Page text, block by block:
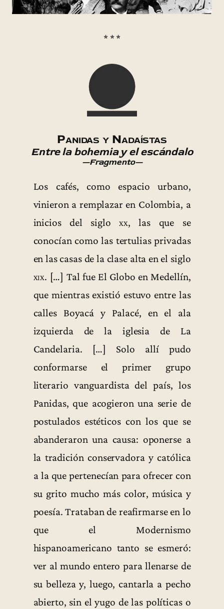
* * *
Panidas y Nadaístas
Entre la bohemia y el escándalo
—Fragmento—
Los cafés, como espacio urbano,
vinieron a remplazar en Colombia, a
inicios del sigloxx, las que se
conocían como las tertulias privadas
en las casas de la clase alta en el siglo
xix. […] Tal fue El Globo en Medellín,
que mientras existió estuvo entre las
calles Boyacá y Palacé, en el ala
izquierda de la iglesia de La
Candelaria. […] Solo allí pudo
conformarse el primer grupo
literario vanguardista del país, los
Panidas, que acogieron una serie de
postulados estéticos con los que se
abanderaron una causa: oponerse a
la tradición conservadora y católica
a la que pertenecían para ofrecer con
su grito mucho más color, música y
poesía. Trataban de reafirmarse en lo
que el Modernismo
hispanoamericano tanto se esmeró:
ver al mundo entero para llenarse de
su belleza y, luego, cantarla a pecho
abierto, sin el yugo de las políticas o